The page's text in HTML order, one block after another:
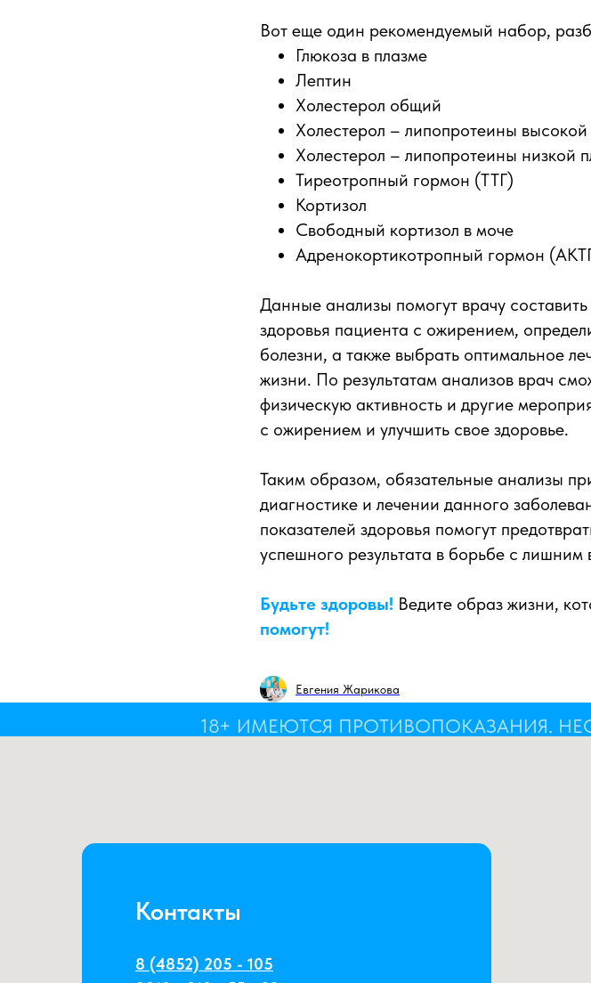
Вот еще один рекомендуемый набор,
Глюкоза в плазме
Лептин
Холестерол общий
Холестерол – липопротеины
Холестерол – липопротеины низкой
Тиреотропный гормон (ТТГ)
Кортизол
Свободный кортизол в моче
Адренокортикотропный гормон
Данные анализы помогут врачу
здоровья пациента с ожирением,
болезни, а также выбрать оптимальное
жизни. По результатам анализов врач
физическую активность и другие
с ожирением и улучшить свое здоровье.
Таким образом, обязательные анализы
диагностике и лечении данного
показателей здоровья помогут
успешного результата в борьбе с лишним
Будьте здоровы! Ведите образ жизни,
помогут!
Евгения Жарикова
18+ ИМЕЮТСЯ ПРОТИВОПОКАЗАНИЯ.
Контакты
8 (4852) 205 - 105